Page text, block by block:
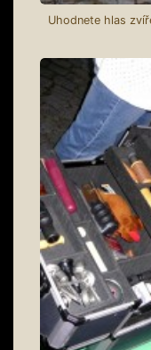
Uhodnete hlas